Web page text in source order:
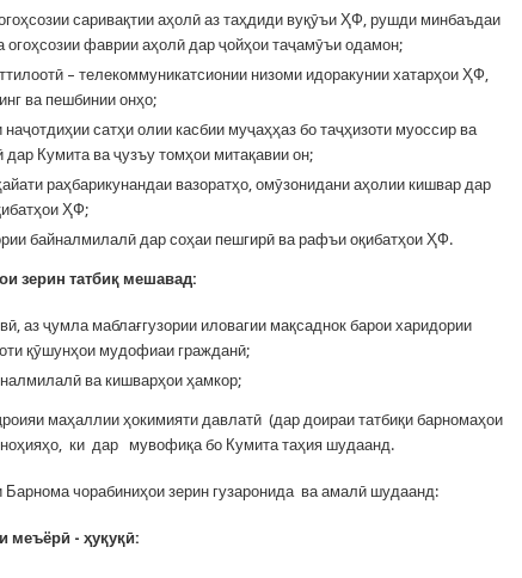
саривақтии аҳолӣ аз таҳдиди вуқӯъи ҲФ, рушди минбаъдаи
фаврии аҳолӣ дар ҷойҳои таҷамӯъи одамон;
– телекоммуникатсионии низоми идоракунии хатарҳои ҲФ,
ва пешбинии онҳо;
сатҳи олии касбии муҷаҳҳаз бо таҷҳизоти муоссир ва
дар Кумита ва ҷузъу томҳои митақавии он;
раҳбарикунандаи вазоратҳо, омӯзонидани аҳолии кишвар дар
ҲФ;
байналмилалӣ дар соҳаи пешгирӣ ва рафъи оқибатҳои ҲФ.
ои зерин татбиқ мешавад:
аз ҷумла маблағгузории иловагии мақсаднок барои харидории
қӯшунҳои мудофиаи гражданӣ;
ва кишварҳои ҳамкор;
маҳаллии ҳокимияти давлатӣ (дар доираи татбиқи барномаҳои
ки дар мувофиқа бо Кумита таҳия шудаанд.
Барнома чорабиниҳои зерин гузаронида ва амалӣ шудаанд:
меъёрӣ - ҳуқуқӣ: